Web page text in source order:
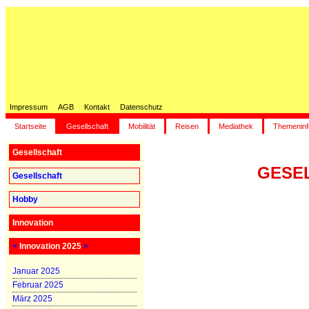
Impressum AGB Kontakt Datenschutz
Startseite Gesellschaft Mobilität Reisen Mediathek
Gesellschaft
Gesellschaft
Hobby
Innovation
< Innovation 2025 >
Januar 2025
Februar 2025
März 2025